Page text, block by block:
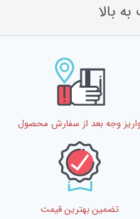
بالا
وجه بعد از سفارش محصول
تضمین بهترین قیمت